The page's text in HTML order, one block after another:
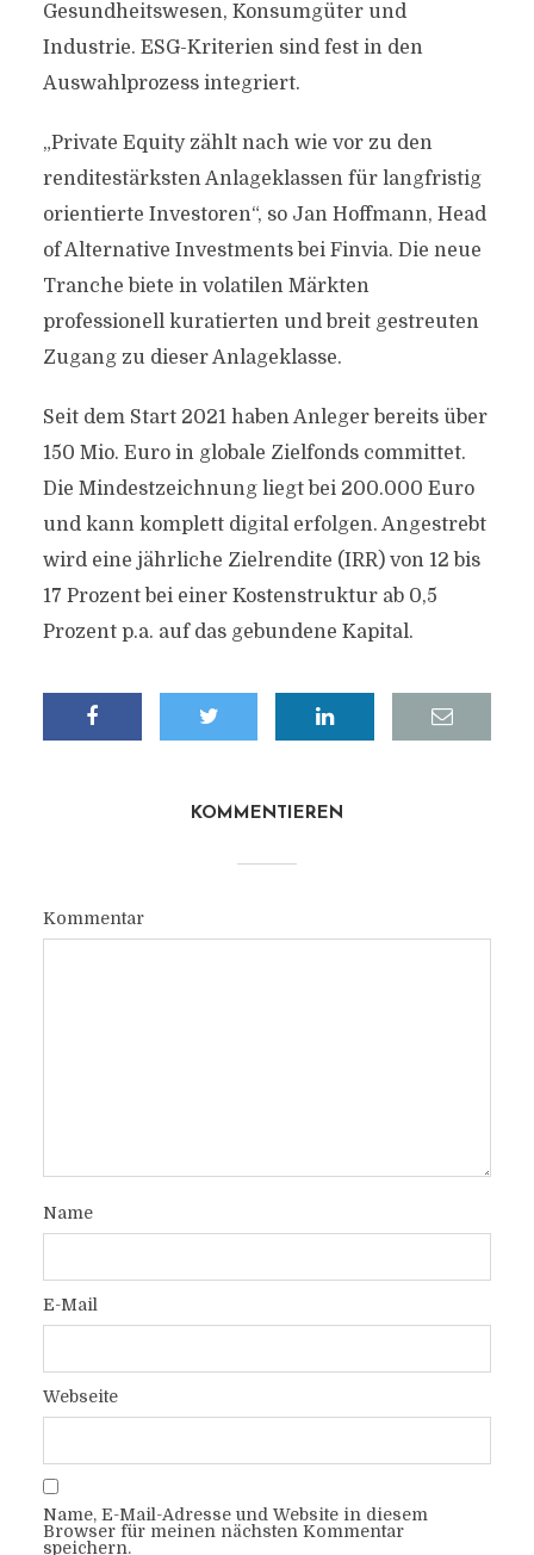
Gesundheitswesen, Konsumgüter und
Industrie. ESG-Kriterien sind fest in den
Auswahlprozess integriert.
„Private Equity zählt nach wie vor zu den
renditestärksten Anlageklassen für langfristig
orientierte Investoren“, so Jan Hoffmann, Head
of Alternative Investments bei Finvia. Die neue
Tranche biete in volatilen Märkten
professionell kuratierten und breit gestreuten
Zugang zu dieser Anlageklasse.
Seit dem Start 2021 haben Anleger bereits über
150 Mio. Euro in globale Zielfonds commit­tet.
Die Mindestzeichnung liegt bei 200.000 Euro
und kann komplett digital erfolgen. Angestrebt
wird eine jährliche Zielrendite (IRR) von 12 bis
17 Prozent bei einer Kostenstruktur ab 0,5
Prozent p.a. auf das gebundene Kapital.
KOMMENTIEREN
Kommentar
Name
E-Mail
Webseite
Name, E-Mail-Adresse und Website in diesem
Browser für meinen nächsten Kommentar
speichern.